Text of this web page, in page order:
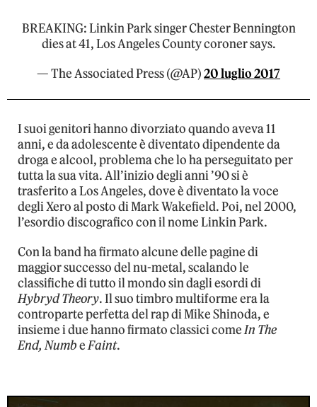
BREAKING: Linkin Park singer Chester Bennington
dies at 41, Los Angeles County coroner says.
— The Associated Press (@AP)20 luglio 2017
I suoi genitori hanno divorziato quando aveva 11
anni, e da adolescente è diventato dipendente da
droga e alcool, problema che lo ha perseguitato per
tutta la sua vita. All’inizio degli anni ’90 si è
trasferito a Los Angeles, dove è diventato la voce
degli Xero al posto di Mark Wakefield. Poi, nel 2000,
l’esordio discografico con il nome Linkin Park.
Con la band ha firmato alcune delle pagine di
maggior successo del nu-metal, scalando le
classifiche di tutto il mondo sin dagli esordi di
Hybryd Theory. Il suo timbro multiforme era la
controparte perfetta del rap di Mike Shinoda, e
insieme i due hanno firmato classici comeIn The
End,NumbeFaint.